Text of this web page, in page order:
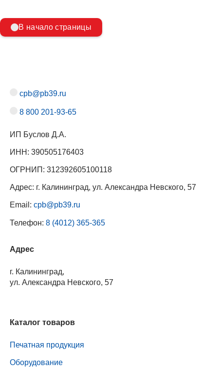
В начало страницы
cpb@pb39.ru
8 800 201-93-65
ИП Буслов Д.А.
ИНН: 390505176403
ОГРНИП: 312392605100118
Адрес: г. Калининград, ул. Александра Невского, 57
Email: cpb@pb39.ru
Телефон: 8 (4012) 365-365
Адрес
г. Калининград,
ул. Александра Невского, 57
Каталог товаров
Печатная продукция
Оборудование